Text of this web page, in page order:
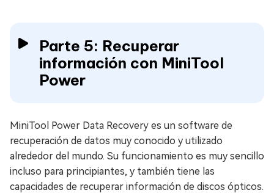
Parte 5: Recuperar
información con MiniTool
Power
MiniTool Power Data Recovery es un software de
recuperación de datos muy conocido y utilizado
alrededor del mundo. Su funcionamiento es muy sencillo
incluso para principiantes, y también tiene las
capacidades de recuperar información de discos ópticos.